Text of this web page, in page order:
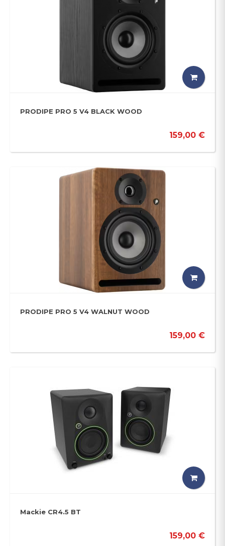
PRODIPE PRO 5 V4 BLACK WOOD
159,00 €
PRODIPE PRO 5 V4 WALNUT WOOD
159,00 €
Mackie CR4.5 BT
159,00 €